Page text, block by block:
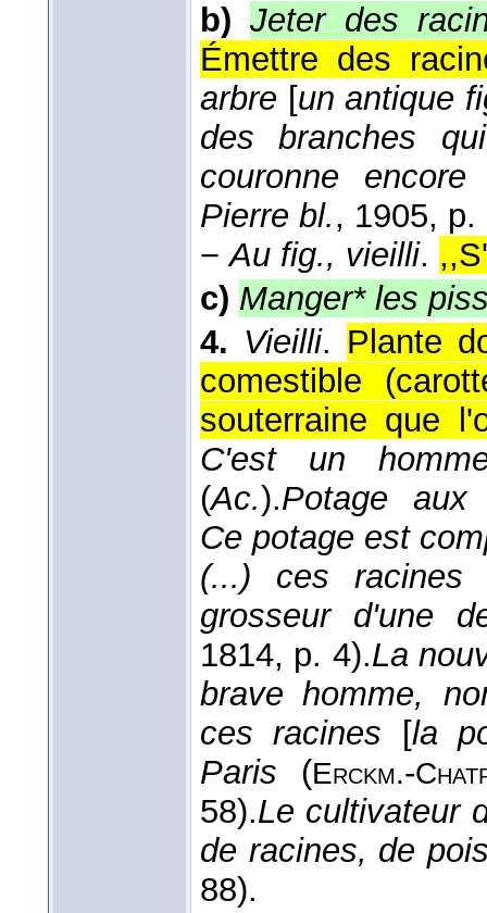
b) Jeter des
Émettre des
arbre [un antique
des branches
couronne
Pierre bl., 1905, p.
−Au fig., vieilli.
c) Manger* les
4. Vieilli. Plante
comestible
souterraine que
C'est un
(Ac.).Potage aux
Ce potage est
(...) ces racines
grosseur d'une
1814, p. 4).La
brave homme,
ces racines [la
Paris (Erckm.-
58).Le cultivateur
de racines, de
88).